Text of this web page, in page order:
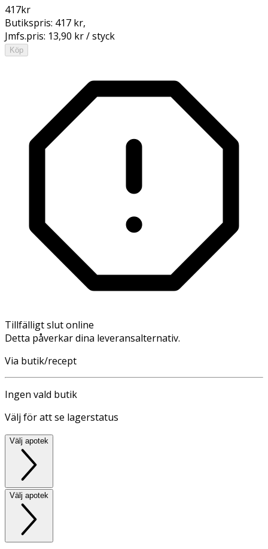
417kr
Butikspris: 417 kr,
Jmfs.pris: 13,90 kr / styck
Köp
Tillfälligt slut online
Detta påverkar dina leveransalternativ.
Via butik/recept
Ingen vald butik
Välj för att se lagerstatus
Välj apotek
Välj apotek